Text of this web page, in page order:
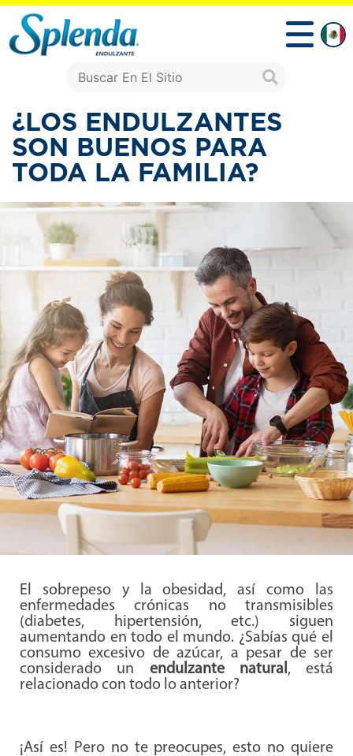
¿LOS ENDULZANTES
SON BUENOS PARA
TODA LA FAMILIA?
El sobrepeso y la obesidad, así como las
enfermedades crónicas no transmisibles
(diabetes, hipertensión, etc.) siguen
aumentando en todo el mundo. ¿Sabías qué el
consumo excesivo de azúcar, a pesar de ser
considerado un endulzante natural, está
relacionado con todo lo anterior?
¡Así es! Pero no te preocupes, esto no quiere